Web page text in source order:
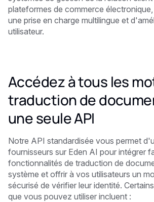
plateformes de commerce
une prise en charge multilingue et
utilisateur.
Accédez à tous les
traduction de
une seule API
Notre API standardisée vous permet
fournisseurs sur Eden AI pour intégrer
fonctionnalités de traduction de
système et offrir à vos utilisateurs un
sécurisé de vérifier leur identité.
que vous pouvez utiliser incluent :